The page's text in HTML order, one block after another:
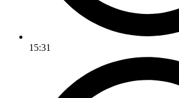
15:31